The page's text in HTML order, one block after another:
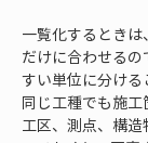
一覧化するとき
だけに合わせる
すい単位に分ける
同じ工種でも施工
工区、測点、構